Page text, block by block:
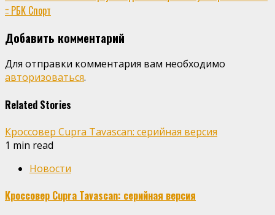
:: РБК Спорт
Добавить комментарий
Для отправки комментария вам необходимо
авторизоваться.
Related Stories
Кроссовер Cupra Tavascan: серийная версия
1 min read
Новости
Кроссовер Cupra Tavascan: серийная версия